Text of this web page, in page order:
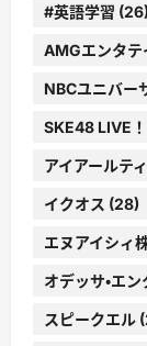
#英語学習 (26)
AMGエンタテ
NBCユニバー
SKE48 LIVE
アイアールテ
イクオス (28)
エヌアイシィ
オデッサ・エ
スピークエル